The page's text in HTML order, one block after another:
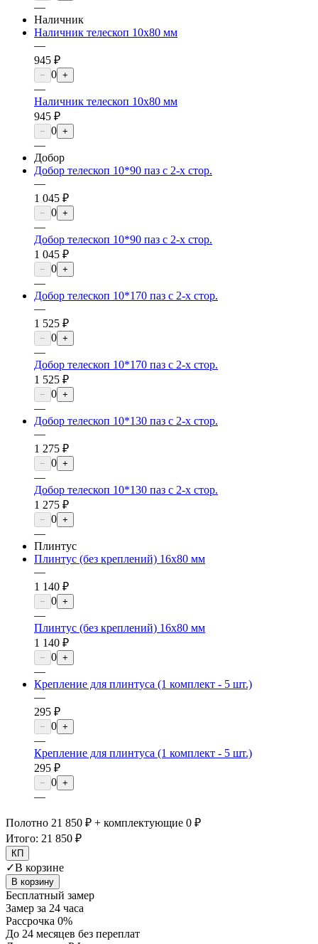
—
Наличник
Наличник телескоп 10х80 мм
—
945 ₽
− 0 +
—
Наличник телескоп 10х80 мм
945 ₽
− 0 +
—
Добор
Добор телескоп 10*90 паз с 2-х стор.
—
1 045 ₽
− 0 +
—
Добор телескоп 10*90 паз с 2-х стор.
1 045 ₽
− 0 +
—
Добор телескоп 10*170 паз с 2-х стор.
—
1 525 ₽
− 0 +
—
Добор телескоп 10*170 паз с 2-х стор.
1 525 ₽
− 0 +
—
Добор телескоп 10*130 паз с 2-х стор.
—
1 275 ₽
− 0 +
—
Добор телескоп 10*130 паз с 2-х стор.
1 275 ₽
− 0 +
—
Плинтус
Плинтус (без креплений) 16х80 мм
—
1 140 ₽
− 0 +
—
Плинтус (без креплений) 16х80 мм
1 140 ₽
− 0 +
—
Крепление для плинтуса (1 комплект - 5 шт.)
—
295 ₽
− 0 +
—
Крепление для плинтуса (1 комплект - 5 шт.)
295 ₽
− 0 +
—
Полотно 21 850 ₽ + комплектующие 0 ₽
Итого: 21 850 ₽
КП
✓В корзине
В корзину
Бесплатный замер
Замер за 24 часа
Рассрочка 0%
До 24 месяцев без переплат